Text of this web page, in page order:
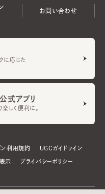
お問い合わせ
に応じた
式アプリ
しく便利に。
ン利用規約 UGCガイドライン
示 プライバシーポリシー